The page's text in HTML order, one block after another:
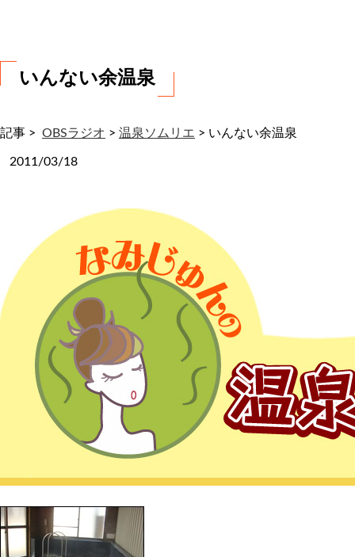
いんない余温泉
記事 > OBSラジオ > 温泉ソムリエ > いんない余温泉
2011/03/18